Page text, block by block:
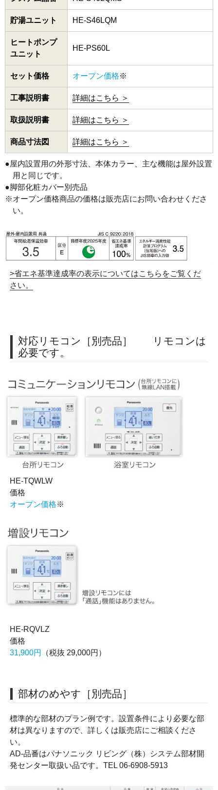
貯湯ユニット HE-S46LQM
ヒートポンプ
ユニット
HE-PS60L
セット価格 オープン価格※
工事説明書 詳細はこちら ＞
取扱説明書 詳細はこちら ＞
商品寸法図 詳細はこちら ＞
●屋内設置用の外形寸法、本体カラー、主な機能は屋外設置
用と同じです。
●脚部化粧カバー別売品
※オープン価格商品の価格は販売店にお問い合わせくださ
い。
>省エネ基準達成率の表示についてはこちらをご覧くだ
さい。
対応リモコン［別売品］ リモコンは
必要です。
HE-TQWLW
価格
オープン価格※
HE-RQVLZ
価格
31,900円
（税抜 29,000円）
部材のめやす［別売品］
標準的な部材のプラン例です。設置条件により必要な部
材は異なりますので、詳しくは販売店にご相談くださ
い。
AD-品番はパナソニック リビング（株）システム部材開
発センター取扱い品です。TEL 06-6908-5913